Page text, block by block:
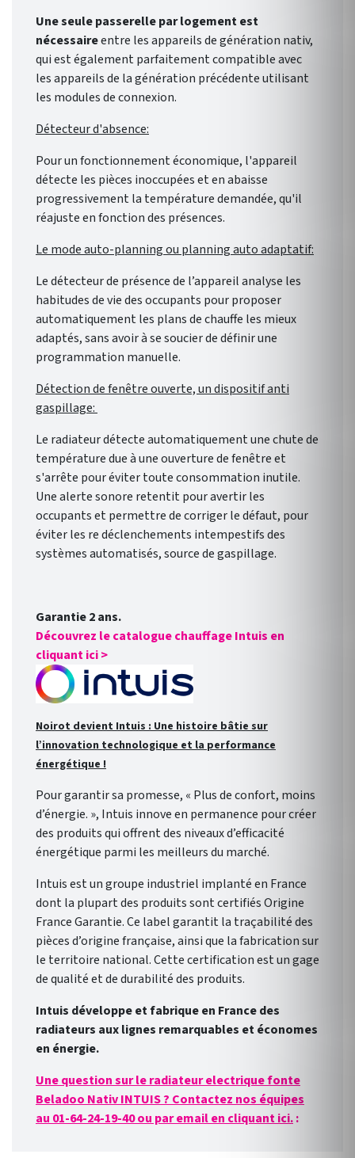
Une seule passerelle par logement est
nécessaireentre les appareils de génération nativ,
qui est également parfaitement compatible avec
les appareils de la génération précédente utilisant
les modules de connexion.
Détecteur d'absence:
Pour un fonctionnement économique, l'appareil
détecte les pièces inoccupées et en abaisse
progressivement la température demandée, qu'il
réajuste en fonction des présences.
Le mode auto-planning ou planning auto adaptatif:
Le détecteur de présence de l’appareil analyse les
habitudes de vie des occupants pour proposer
automatiquement les plans de chauffe les mieux
adaptés, sans avoir à se soucier de définir une
programmation manuelle.
Détection de fenêtre ouverte, un dispositif anti
gaspillage:
Le radiateur détecte automatiquement une chute de
température due à une ouverture de fenêtre et
s'arrête pour éviter toute consommation inutile.
Une alerte sonore retentit pour avertir les
occupants et permettre de corriger le défaut, pour
éviter les re déclenchements intempestifs des
systèmes automatisés, source de gaspillage.
Garantie 2 ans.
Découvrez le catalogue chauffage Intuis en
cliquant ici >
Noirot devient Intuis : Une histoire bâtie sur
l’innovation technologique et la performance
énergétique !
Pour garantir sa promesse, « Plus de confort, moins
d’énergie. », Intuis innove en permanence pour créer
des produits qui offrent des niveaux d’efficacité
énergétique parmi les meilleurs du marché.
Intuis est un groupe industriel implanté en France
dont la plupart des produits sont certifiés Origine
France Garantie. Ce label garantit la traçabilité des
pièces d’origine française, ainsi que la fabrication sur
le territoire national. Cette certification est un gage
de qualité et de durabilité des produits.
Intuis développe et fabrique en France des
radiateurs aux lignes remarquables et économes
en énergie.
Une question sur le radiateur electrique fonte
Beladoo Nativ INTUIS ? Contactez nos équipes
au 01-64-24-19-40 ou par email en cliquant ici.: